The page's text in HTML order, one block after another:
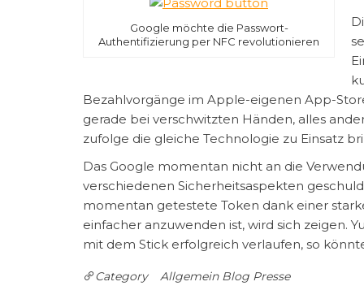
Google möchte die Passwort-
Authentifizierung per NFC revolutionieren
Bezahlvorgänge im Apple-eigenen App-
gerade bei verschwitzten Händen, alles
zufolge die gleiche Technologie zu Einsatz
Das Google momentan nicht an die
verschiedenen Sicherheitsaspekten
momentan getestete Token dank einer
einfacher anzuwenden ist, wird sich zeigen.
mit dem Stick erfolgreich verlaufen, so
Category Allgemein Blog Presse